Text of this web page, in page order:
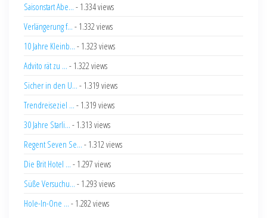
Saisonstart Abe... - 1.334 views
Verlängerung f... - 1.332 views
10 Jahre Kleinb... - 1.323 views
Advito rät zu ... - 1.322 views
Sicher in den U... - 1.319 views
Trendreiseziel ... - 1.319 views
30 Jahre Starli... - 1.313 views
Regent Seven Se... - 1.312 views
Die Brit Hotel ... - 1.297 views
Süße Versuchu... - 1.293 views
Hole-In-One ... - 1.282 views